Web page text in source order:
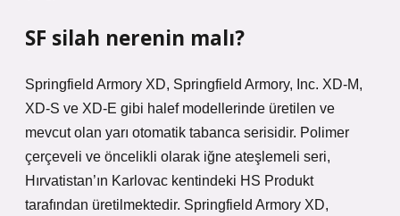
SF silah nerenin malı?
Springfield Armory XD, Springfield Armory, Inc. XD-M,
XD-S ve XD-E gibi halef modellerinde üretilen ve
mevcut olan yarı otomatik tabanca serisidir. Polimer
çerçeveli ve öncelikli olarak iğne ateşlemeli seri,
Hırvatistan’ın Karlovac kentindeki HS Produkt
tarafından üretilmektedir. Springfield Armory XD,